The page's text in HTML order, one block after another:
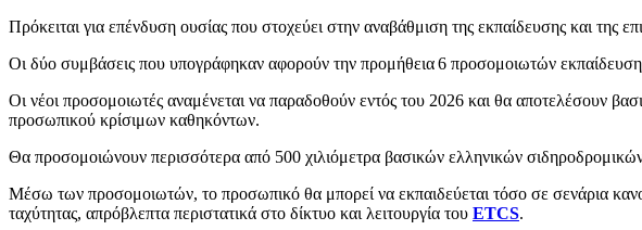
Πρόκειται για επένδυση ουσίας που στοχεύει στην αναβάθμιση της εκπαίδευσης και της
Οι δύο συμβάσεις που υπογράφηκαν αφορούν την προμήθεια 6 προσομοιωτών
Οι νέοι προσομοιωτές αναμένεται να παραδοθούν εντός του 2026 και θα αποτελέσουν
προσωπικού κρίσιμων καθηκόντων.
Θα προσομοιώνουν περισσότερα από 500 χιλιόμετρα βασικών ελληνικών
Μέσω των προσομοιωτών, το προσωπικό θα μπορεί να εκπαιδεύεται τόσο σε σενάρια
ταχύτητας, απρόβλεπτα περιστατικά στο δίκτυο και λειτουργία του ETCS.